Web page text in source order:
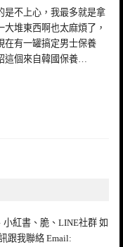
是不上心，我最多就是拿
堆東西啊也太麻煩了，
在有一罐搞定男士保養
這個來自韓國保養…
紅書、脆、LINE社群 如
跟我聯絡 Email: